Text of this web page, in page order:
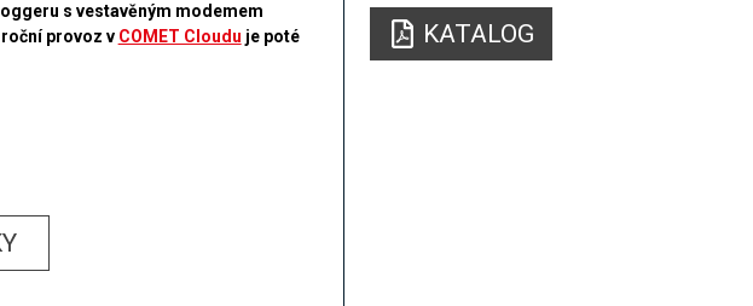
s vestavěným modemem
provoz v COMET Cloudu je poté
KATALOG